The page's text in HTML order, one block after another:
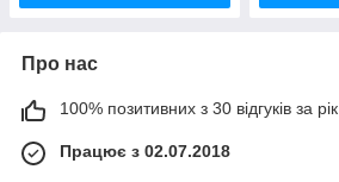
Про нас
100% позитивних з 30 відгуків за рік
Працює з 02.07.2018